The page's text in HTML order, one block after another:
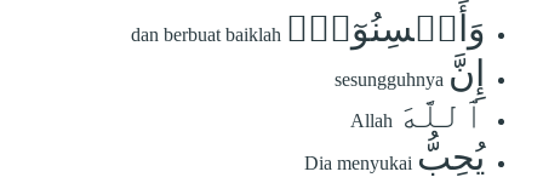
وَأَحۡسِنُوٓاْۚ dan berbuat baiklah
إِنَّ sesungguhnya
ٱللَّهَ Allah
يُحِبُّ Dia menyukai